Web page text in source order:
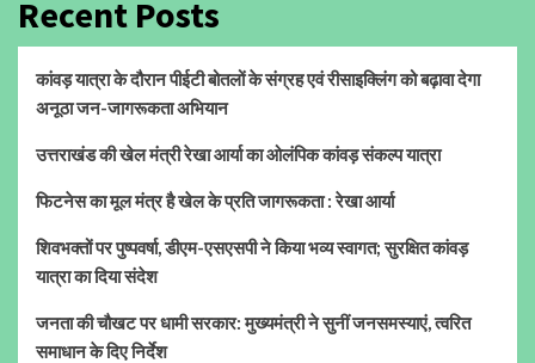
Recent Posts
कांवड़ यात्रा के दौरान पीईटी बोतलों के संग्रह एवं रीसाइक्लिंग को बढ़ावा देगा
अनूठा जन-जागरूकता अभियान
उत्तराखंड की खेल मंत्री रेखा आर्या का ओलंपिक कांवड़ संकल्प यात्रा
फिटनेस का मूल मंत्र है खेल के प्रति जागरूकता : रेखा आर्या
शिवभक्तों पर पुष्पवर्षा, डीएम-एसएसपी ने किया भव्य स्वागत; सुरक्षित कांवड़
यात्रा का दिया संदेश
जनता की चौखट पर धामी सरकार: मुख्यमंत्री ने सुनीं जनसमस्याएं, त्वरित
समाधान के दिए निर्देश